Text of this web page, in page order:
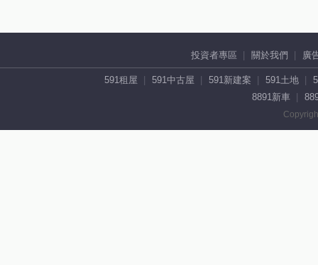
投資者專區 關於我們 廣
591租屋 591中古屋 591新建案 591土地
8891新車